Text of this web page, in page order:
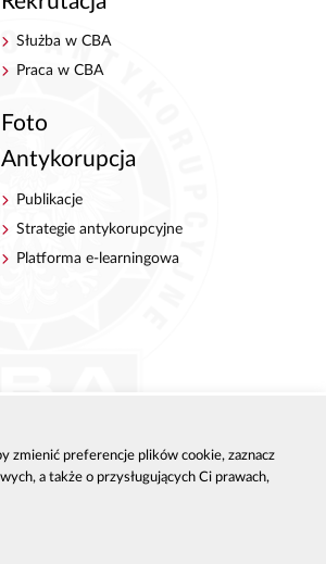
Służba w CBA
Praca w CBA
Foto
Antykorupcja
Publikacje
Strategie antykorupcyjne
Platforma e-learningowa
zmienić preferencje plików cookie, zaznacz
a także o przysługujących Ci prawach,